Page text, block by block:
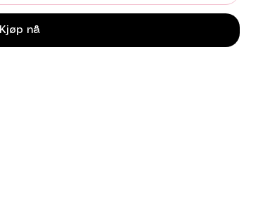
Kjøp nå